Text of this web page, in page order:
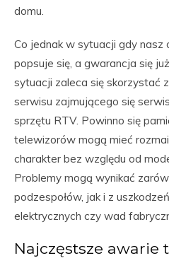
domu.
Co jednak w sytuacji gdy nasz
popsuje się, a gwarancja się
sytuacji zaleca się skorzystać
serwisu zajmującego się
sprzętu RTV. Powinno się
telewizorów mogą mieć
charakter bez względu od
Problemy mogą wynikać
podzespołów, jak i z
elektrycznych czy wad
Najczęstsze awarie